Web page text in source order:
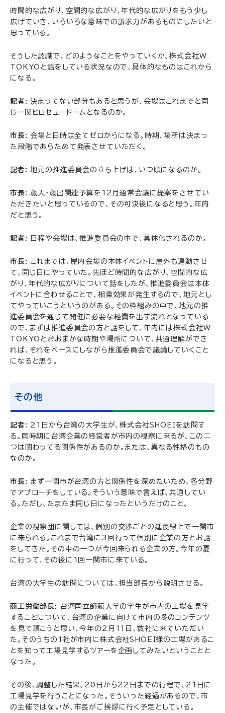
時間的な広がり、空間的な広がり、年代的な広がりをもう少し
広げていき、いろいろな意味での訴求力があるものにしたいと
思っている。
そうした認識で、どのようなことをやっていくか、株式会社W
TOKYOと話をしている状況なので、具体的なものはこれから
になる。
記者: 決まってない部分もあると思うが、会場はこれまでと同
じ一関ヒロセユードームとなるのか。
市長: 会場と日時は全てゼロからになる。時期、場所は決まっ
た段階であらためて発表させていただく。
記者: 地元の推進委員会の立ち上げは、いつ頃になるのか。
市長: 歳入・歳出関連予算を12月通常会議に提案をさせてい
ただきたいと思っているので、その可決後になると思う。年内
だと思う。
記者: 日程や会場は、推進委員会の中で、具体化されるのか。
市長: これまでは、屋内会場の本体イベントに屋外も連動させ
て、同じ日にやっていた。先ほど時間的な広がり、空間的な広
がり、年代的な広がりについて話をしたが、推進委員会は本体
イベントに合わせることで、相乗効果が発生するので、地元とし
てやっていこうというのがある。その枠組みの中で、地元の推
進委員会を通じて開催に必要な経費を出す流れとなっている
ので、まずは推進委員会の方と話をして、年内には株式会社W
TOKYOとおおまかな時期や場所について、共通理解ができ
れば、それをベースにしながら推進委員会で議論していくこと
になると思う。
その他
記者: 21日から台湾の大学生が、株式会社SHOEIを訪問す
る。同時期に台湾企業の経営者が市内の視察に来るが、この二
つは関わってる関係性があるのか。または、異なる性格のもの
なのか。
市長: まず一関市が台湾の方と関係性を深めたいため、各分野
でアプローチをしている。そういう意味で言えば、共通してい
る。ただし、たまたま同じ日になったというだけのこと。
企業の視察団に関しては、個別の交渉ごとの延長線上で一関市
に来られる。これまで台湾に3回行って個別に企業の方とお話
をしてきた。その中の一つが今回来られる企業の方。今年の夏
に行って、その後に1回一関市に来ている。
台湾の大学生の訪問については、担当部長から説明させる。
商工労働部長:
台湾国立師範大学の学生が市内の工場を見学
することについて、台湾の企業に向けて市内の冬のコンテンツ
を見て頂こうと思い、今年の2月11日、数社に来ていただい
た。そのうちの1社が市内に株式会社SHOEI様の工場があるこ
とを知って工場見学するツアーを企画してみたいということと
なった。
その後、調整した結果、20日から22日までの行程で、21日に
工場見学を行うことになった。そういった経過があるので、市
の主催ではないが、市長がご挨拶に行く予定としている。